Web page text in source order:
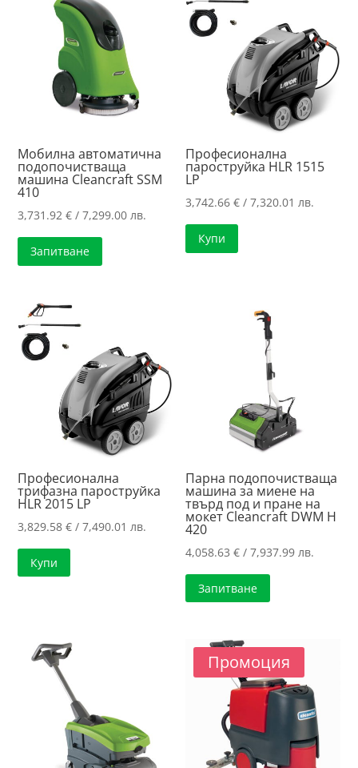
high
Мобилна автоматична
подопочистваща
машина Cleancraft SSM
410
3,731.92€ / 7,299.00 лв.
Запитване
Професионална
пароструйка HLR 1515
LP
3,742.66€ / 7,320.01 лв.
Купи
Професионална
трифазна пароструйка
HLR 2015 LP
3,829.58€ / 7,490.01 лв.
Купи
Парна подопочистваща
машина за миене на
твърд под и пране на
мокет Cleancraft DWM H
420
4,058.63€ / 7,937.99 лв.
Запитване
Промоция